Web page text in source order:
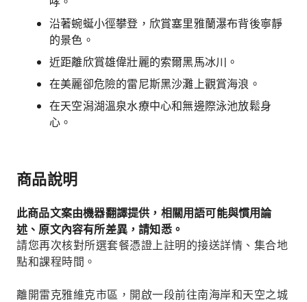
沿著蜿蜒小徑攀登，欣賞塞里雅蘭瀑布背後寧靜
的景色。
近距離欣賞雄偉壯麗的索爾黑馬冰川。
在美麗卻危險的雷尼斯黑沙灘上觀賞海浪。
在天空潟湖溫泉水療中心和無邊際泳池放鬆身
心。
商品說明
此商品文案由機器翻譯提供，相關用語可能與慣用論
述、原文內容有所差異，請知悉。
請您再次核對所選套餐憑證上註明的接送詳情、集合地
點和課程時間。
離開雷克雅維克市區，開啟一段前往南海岸和天空之城